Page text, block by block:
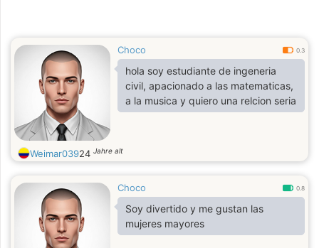
Choco 0.3
hola soy estudiante de ingeneria
civil, apacionado a las matematicas,
a la musica y quiero una relcion seria
Weimar03924 Jahre alt
Choco 0.8
Soy divertido y me gustan las
mujeres mayores